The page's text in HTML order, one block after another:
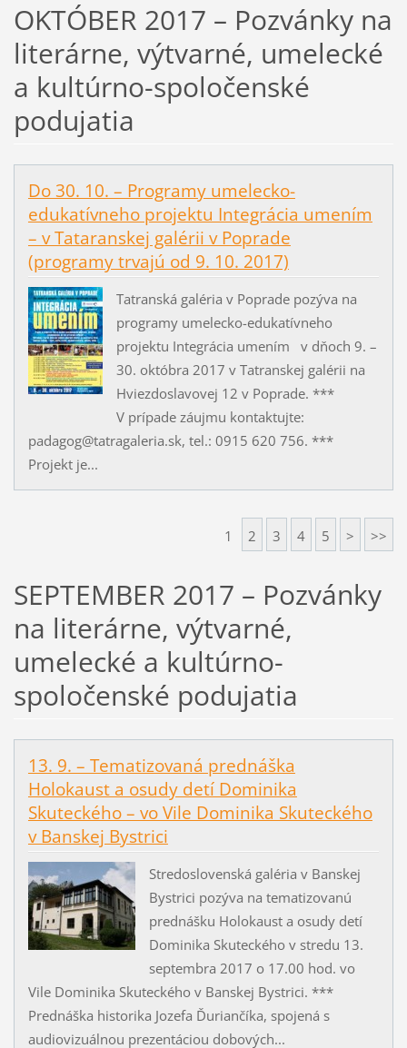
OKTÓBER 2017 – Pozvánky na
literárne, výtvarné, umelecké
a kultúrno-spoločenské
podujatia
Do 30. 10. – Programy umelecko-
edukatívneho projektu Integrácia umením
– v Tataranskej galérii v Poprade
(programy trvajú od 9. 10. 2017)
Tatranská galéria v Poprade pozýva na
programy umelecko-edukatívneho
projektu Integrácia umením v dňoch 9. –
30. októbra 2017 v Tatranskej galérii na
Hviezdoslavovej 12 v Poprade. ***
V prípade záujmu kontaktujte:
padagog@tatragaleria.sk, tel.: 0915 620 756. ***
Projekt je...
1 2 3 4 5 > >>
SEPTEMBER 2017 – Pozvánky
na literárne, výtvarné,
umelecké a kultúrno-
spoločenské podujatia
13. 9. – Tematizovaná prednáška
Holokaust a osudy detí Dominika
Skuteckého – vo Vile Dominika Skuteckého
v Banskej Bystrici
Stredoslovenská galéria v Banskej
Bystrici pozýva na tematizovanú
prednášku Holokaust a osudy detí
Dominika Skuteckého v stredu 13.
septembra 2017 o 17.00 hod. vo
Vile Dominika Skuteckého v Banskej Bystrici. ***
Prednáška historika Jozefa Ďuriančíka, spojená s
audiovizuálnou prezentáciou dobových...